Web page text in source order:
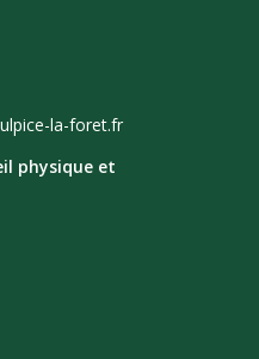
la-foret.fr
physique et